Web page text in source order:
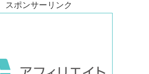
スポンサーリンク